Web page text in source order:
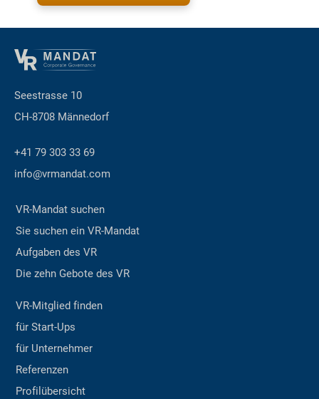
Seestrasse 10
CH-8708 Männedorf
+41 79 303 33 69
info@vrmandat.com
VR-Mandat suchen
Sie suchen ein VR-Mandat
Aufgaben des VR
Die zehn Gebote des VR
VR-Mitglied finden
für Start-Ups
für Unternehmer
Referenzen
Profilübersicht